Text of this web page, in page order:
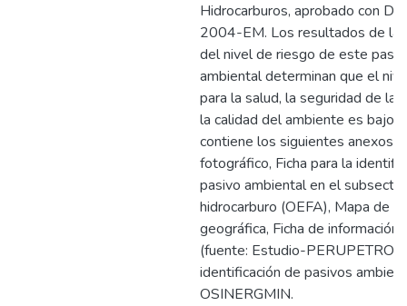
Hidrocarburos, aprobado con
2004-EM. Los resultados de la
del nivel de riesgo de este
ambiental determinan que el
para la salud, la seguridad de la
la calidad del ambiente es bajo.
contiene los siguientes anexos:
fotográfico, Ficha para la
pasivo ambiental en el subsector
hidrocarburo (OEFA), Mapa de
geográfica, Ficha de información
(fuente: Estudio-PERUPETRO),
identificación de pasivos
OSINERGMIN.